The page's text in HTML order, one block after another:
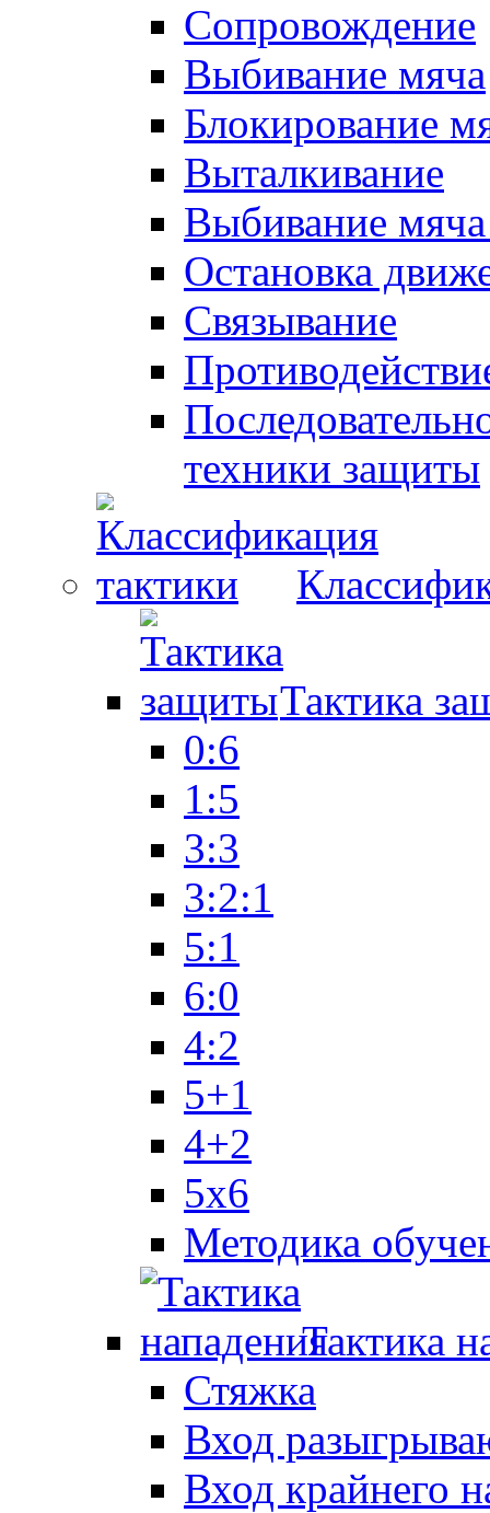
Сопровождение
Выбивание мяча
Блокирование
Выталкивание
Выбивание
Остановка
Связывание
техники защиты
Тактика
0:6
1:5
3:3
3:2:1
5:1
6:0
4:2
5+1
4+2
5x6
Методика
Тактика
Стяжка
Вход
Вход крайнего